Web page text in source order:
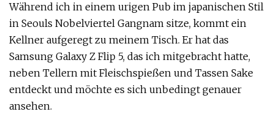
Während ich in einem urigen Pub im japanischen Stil
in Seouls Nobelviertel Gangnam sitze, kommt ein
Kellner aufgeregt zu meinem Tisch. Er hat das
Samsung Galaxy Z Flip 5, das ich mitgebracht hatte,
neben Tellern mit Fleischspießen und Tassen Sake
entdeckt und möchte es sich unbedingt genauer
ansehen.